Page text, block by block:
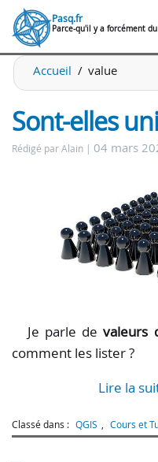
Pasq.fr
Parce-qu'il y a forcément
Accueil value
Sont-elles
Rédigé par Alain 04 mars
Je parle devaleurs
comment les lister ?
Lire la
Classé dans : QGIS , Cours et